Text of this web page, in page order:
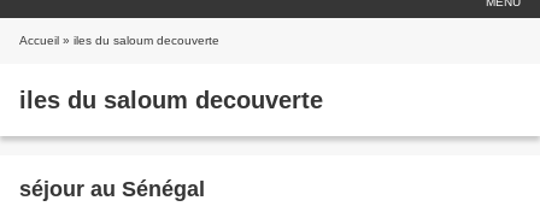
Accueil » iles du saloum decouverte
iles du saloum decouverte
séjour au Sénégal